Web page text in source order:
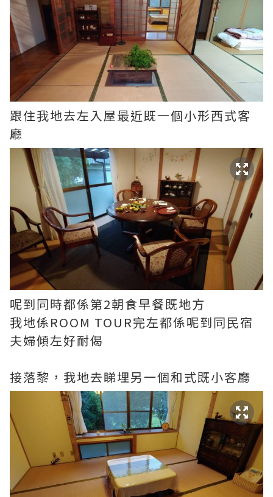
跟住我地去左入屋最近既一個小形西式客
廳
呢到同時都係第2朝食早餐既地方
我地係ROOM TOUR完左都係呢到同民宿
夫婦傾左好耐偈
接落黎，我地去睇埋另一個和式既小客廳